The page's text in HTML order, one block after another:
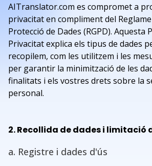
AITranslator.com es compromet a
privacitat en compliment del
Protecció de Dades (RGPD). Aquesta
Privacitat explica els tipus de dades
recopilem, com les utilitzem i les
per garantir la minimització de les
finalitats i els vostres drets sobre la
personal.
2. Recollida de dades i
a. Registre i dades d'ús